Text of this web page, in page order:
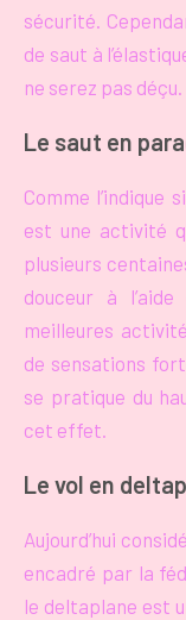
sécurité.
de saut à
ne serez pas déçu.
Le saut en
Comme l’indique
est une activité
plusieurs
douceur à
meilleures
de sensations
se pratique du
cet effet.
Le vol en
Aujourd’hui
encadré par la
le deltaplane est